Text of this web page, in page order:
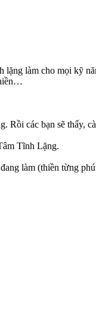
làm cho mọi kỹ
các bạn sẽ thấy,
Tĩnh Lặng.
làm (thiền từng